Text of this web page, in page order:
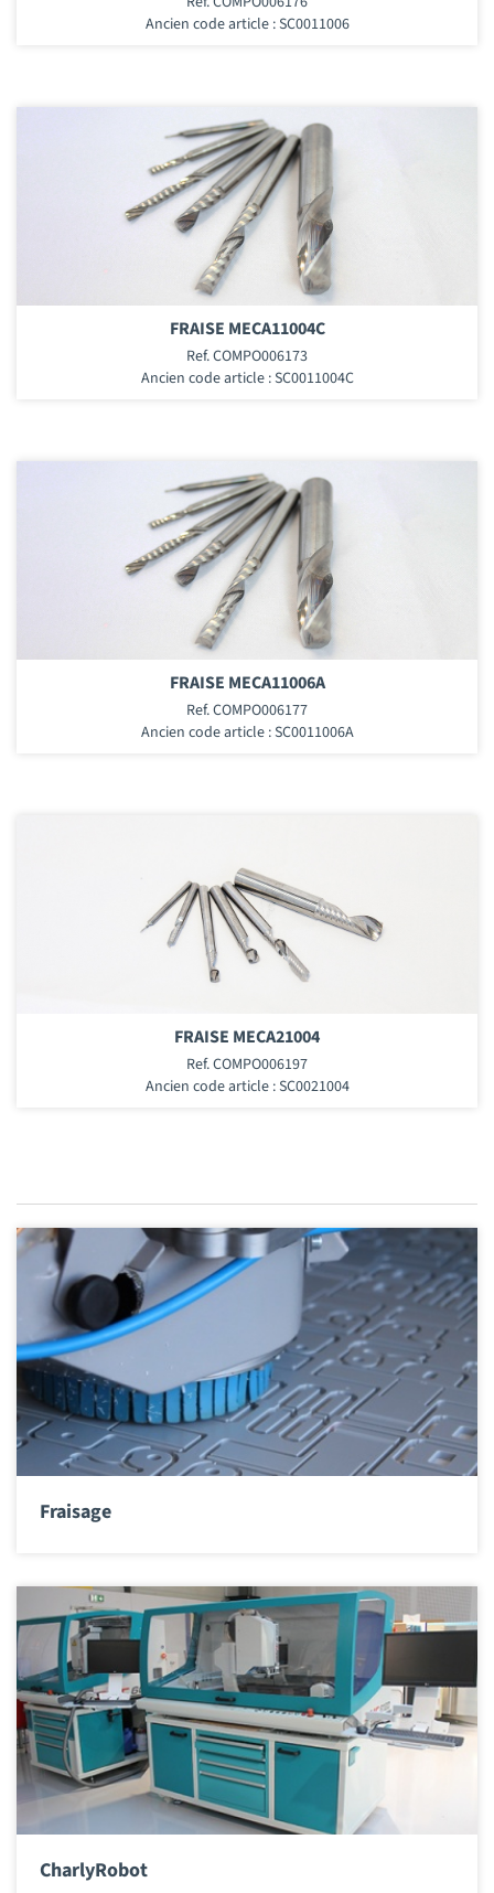
Ancien code article : SC0011006
FRAISE MECA11004C
Ref. COMPO006173
Ancien code article : SC0011004C
FRAISE MECA11006A
Ref. COMPO006177
Ancien code article : SC0011006A
FRAISE MECA21004
Ref. COMPO006197
Ancien code article : SC0021004
Fraisage
CharlyRobot